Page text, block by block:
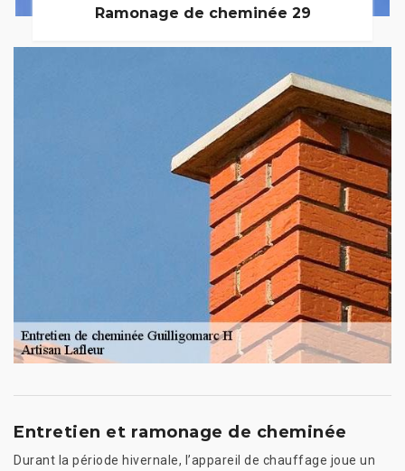
Ramonage de cheminée 29
Entretien et ramonage de cheminée
Durant la période hivernale, l’appareil de chauffage joue un